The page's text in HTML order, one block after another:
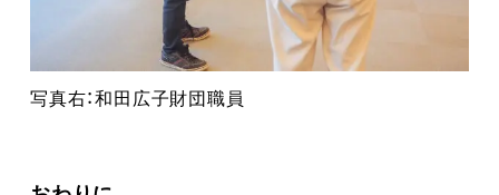
写真右：和田広子財団職員